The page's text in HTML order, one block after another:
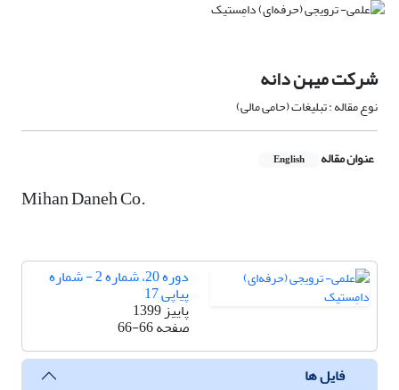
شرکت میهن دانه
نوع مقاله : تبلیغات (حامی مالی)
عنوان مقاله English
Mihan Daneh Co.
دوره 20، شماره 2 - شماره
پیاپی 17
پاییز 1399
صفحه66-66
فایل ها